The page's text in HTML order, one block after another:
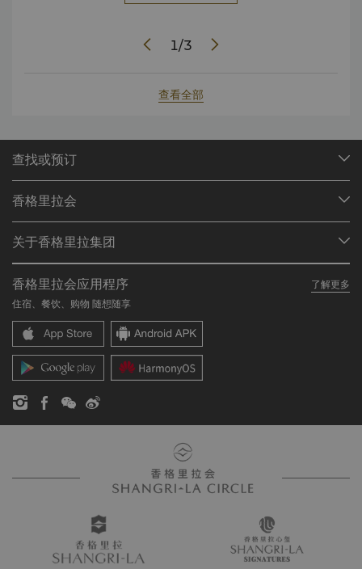
1/3
查看全部
查找或预订
查找预订
餐厅与酒吧
香格里拉会
加入香格里拉会
常见问题
联络我们
关于香格里拉集团
我们的酒店品牌
香格里拉中心
香格里拉公寓
联系方式
职业发展
企业社会责任
新闻稿
香格里拉会应用程序
了解更多
住宿、餐饮、购物 随想随享